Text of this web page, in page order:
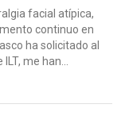
facial atípica,
continuo en
ha solicitado al
me han...